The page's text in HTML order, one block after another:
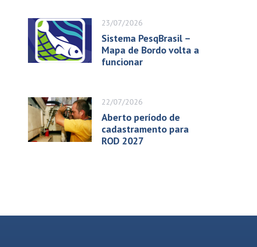
23/07/2026
Sistema PesqBrasil –
Mapa de Bordo volta a
funcionar
22/07/2026
Aberto período de
cadastramento para
ROD 2027